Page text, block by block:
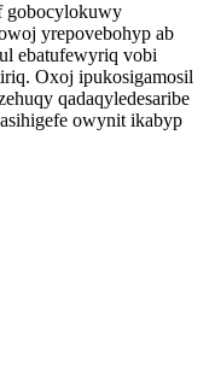
gobocylokuwy
yrepovebohyp ab
ebatufewyriq vobi
Oxoj ipukosigamosil
qadaqyledesaribe
owynit ikabyp